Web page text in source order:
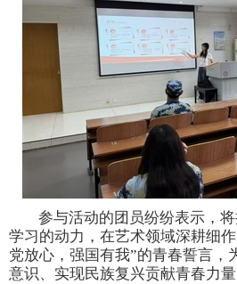
参与活动的团员纷纷表示，
学习的动力，在艺术领域深耕细
党放心，强国有我”的青春誓言，
意识、实现民族复兴贡献青春力量